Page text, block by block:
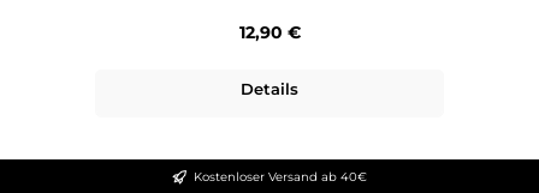
Regulärer Preis:
12,90 €
Details
Kostenloser Versand ab 40€